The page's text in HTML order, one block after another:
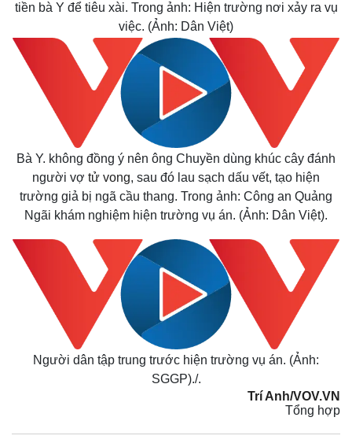
Kinh tế
tiền bà Y để tiêu xài. Trong ảnh: Hiện trường nơi xảy ra vụ
việc. (Ảnh: Dân Việt)
Bà Y. không đồng ý nên ông Chuyền dùng khúc cây đánh
người vợ tử vong, sau đó lau sạch dấu vết, tạo hiện
trường giả bị ngã cầu thang. Trong ảnh: Công an Quảng
Ngãi khám nghiệm hiện trường vụ án. (Ảnh: Dân Việt).
Người dân tập trung trước hiện trường vụ án. (Ảnh:
SGGP)./.
Trí Anh/VOV.VN
Tổng hợp